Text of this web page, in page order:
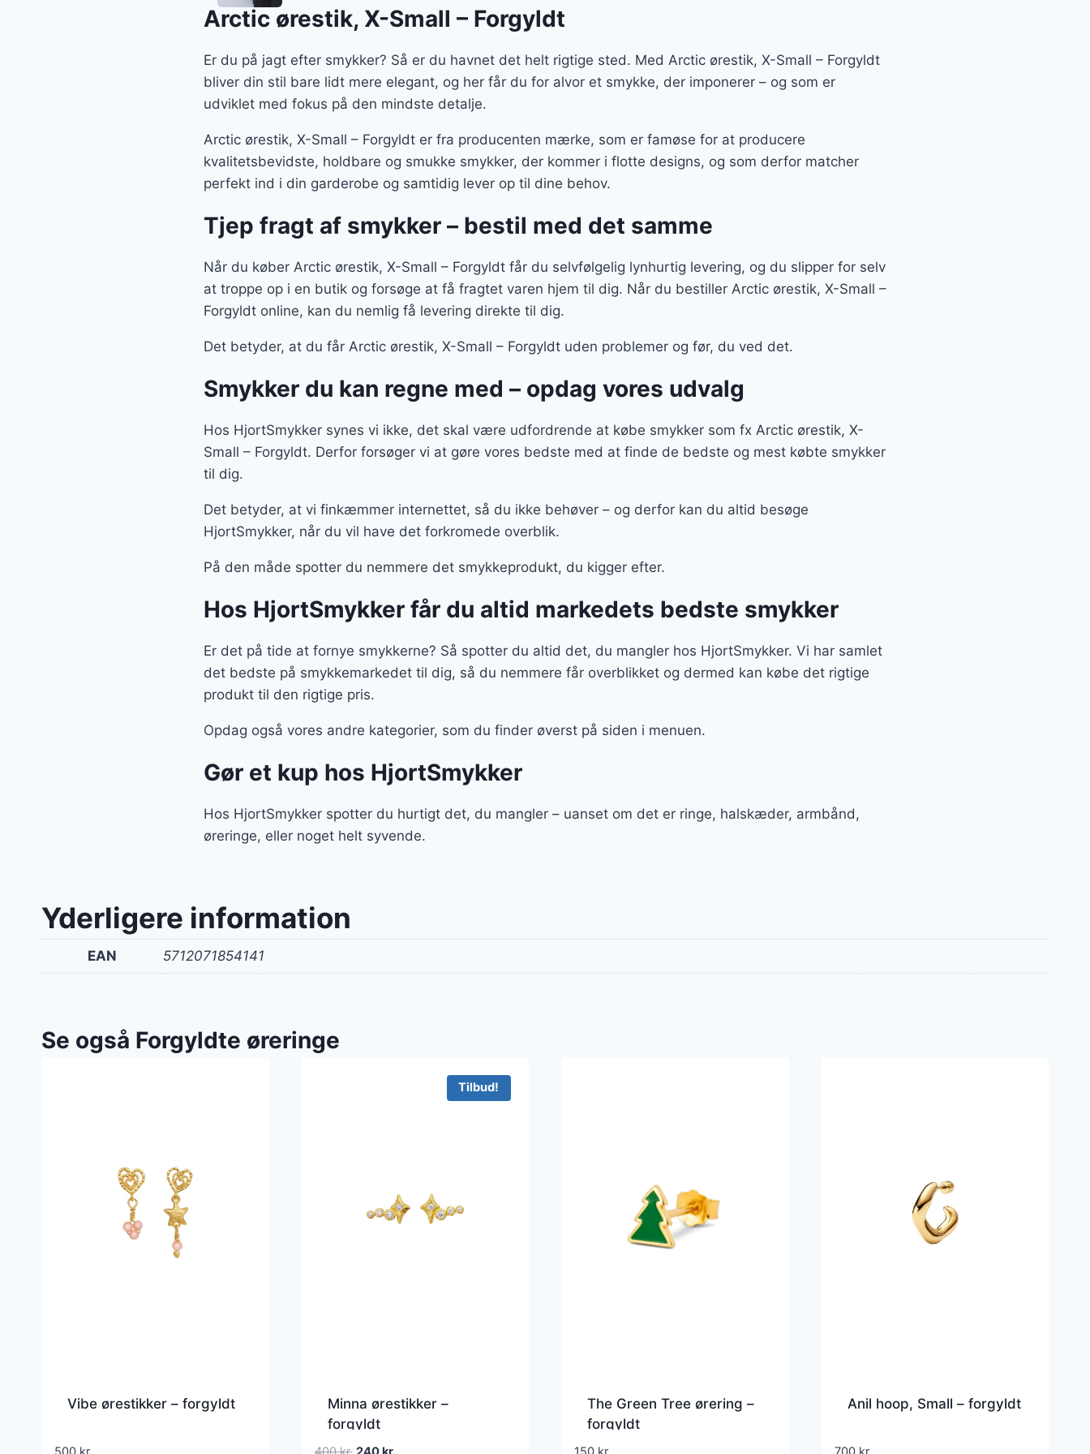
Arctic ørestik, X-Small – Forgyldt
Er du på jagt efter smykker? Så er du havnet det helt rigtige sted. Med Arctic ørestik, X-Small – Forgyldt
bliver din stil bare lidt mere elegant, og her får du for alvor et smykke, der imponerer – og som er
udviklet med fokus på den mindste detalje.
Arctic ørestik, X-Small – Forgyldt er fra producenten mærke, som er famøse for at producere
kvalitetsbevidste, holdbare og smukke smykker, der kommer i flotte designs, og som derfor matcher
perfekt ind i din garderobe og samtidig lever op til dine behov.
Tjep fragt af smykker – bestil med det samme
Når du køber Arctic ørestik, X-Small – Forgyldt får du selvfølgelig lynhurtig levering, og du slipper for selv
at troppe op i en butik og forsøge at få fragtet varen hjem til dig. Når du bestiller Arctic ørestik, X-Small –
Forgyldt online, kan du nemlig få levering direkte til dig.
Det betyder, at du får Arctic ørestik, X-Small – Forgyldt uden problemer og før, du ved det.
Smykker du kan regne med – opdag vores udvalg
Hos HjortSmykker synes vi ikke, det skal være udfordrende at købe smykker som fx Arctic ørestik, X-
Small – Forgyldt. Derfor forsøger vi at gøre vores bedste med at finde de bedste og mest købte smykker
til dig.
Det betyder, at vi finkæmmer internettet, så du ikke behøver – og derfor kan du altid besøge
HjortSmykker, når du vil have det forkromede overblik.
På den måde spotter du nemmere det smykkeprodukt, du kigger efter.
Hos HjortSmykker får du altid markedets bedste smykker
Er det på tide at fornye smykkerne? Så spotter du altid det, du mangler hos HjortSmykker. Vi har samlet
det bedste på smykkemarkedet til dig, så du nemmere får overblikket og dermed kan købe det rigtige
produkt til den rigtige pris.
Opdag også vores andre kategorier, som du finder øverst på siden i menuen.
Gør et kup hos HjortSmykker
Hos HjortSmykker spotter du hurtigt det, du mangler – uanset om det er ringe, halskæder, armbånd,
øreringe, eller noget helt syvende.
Yderligere information
EAN 5712071854141
Se også Forgyldte øreringe
Vibe ørestikker – forgyldt
Tilbud!
Minna ørestikker –
forgyldt
Den
Den
The Green Tree ørering –
forgyldt
Anil hoop, Small – forgyldt